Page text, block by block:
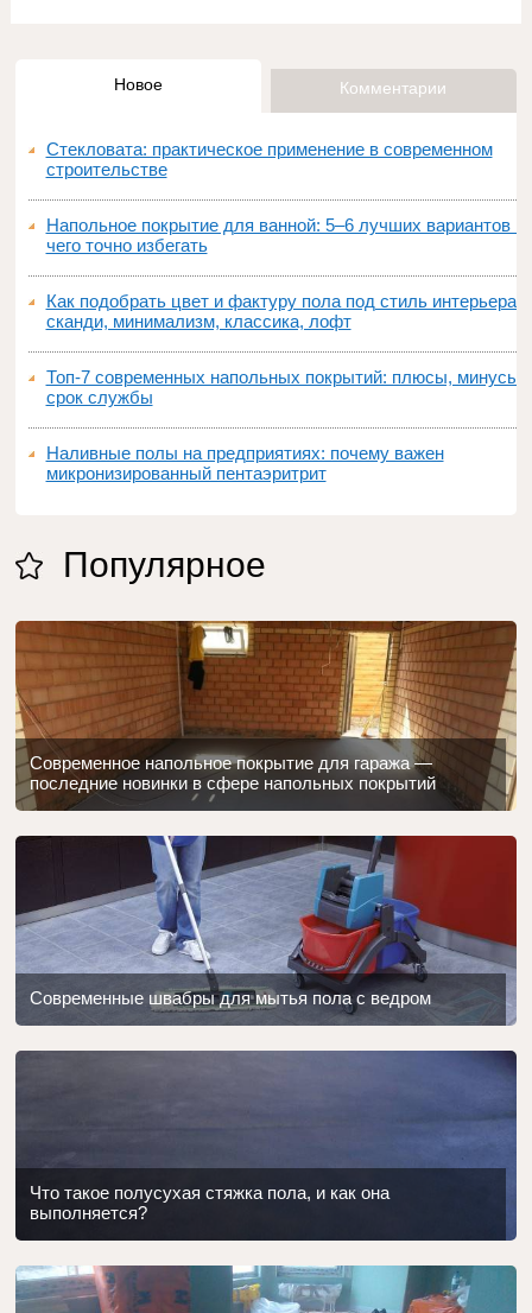
Новое Комментарии
Стекловата: практическое применение в современном
строительстве
Напольное покрытие для ванной: 5–6 лучших вариантов и
чего точно избегать
Как подобрать цвет и фактуру пола под стиль интерьера:
сканди, минимализм, классика, лофт
Топ‑7 современных напольных покрытий: плюсы, минусы,
срок службы
Наливные полы на предприятиях: почему важен
микронизированный пентаэритрит
Популярное
Современное напольное покрытие для гаража —
последние новинки в сфере напольных покрытий
Современные швабры для мытья пола с ведром
Что такое полусухая стяжка пола, и как она
выполняется?